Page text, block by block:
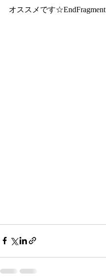
オススメです☆EndFragment